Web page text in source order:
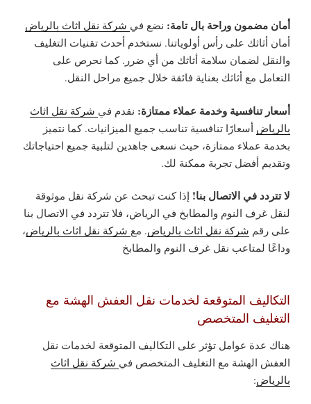
أمان مضمون وراحة بال تامة: نضع في شركة نقل اثاث بالرياض
أمان أثاثك على رأس أولوياتنا. نستخدم أحدث تقنيات التغليف
والنقل لضمان سلامة أثاثك من أي ضرر. كما نحرص على
التعامل مع أثاثك بعناية فائقة خلال جميع مراحل النقل.
أسعار تنافسية وخدمة عملاء ممتازة: نقدم في شركة نقل اثاث
بالرياض أسعارًا تنافسية تناسب جميع الميزانيات. كما نتميز
بخدمة عملاء ممتازة، حيث نسعى جاهدين لتلبية جميع احتياجاتك
وتقديم أفضل تجربة ممكنة لك.
لا تتردد في الاتصال بنا! إذا كنت تبحث عن شركة نقل موثوقة
لنقل غرف النوم والمطابخ في الرياض، فلا تتردد في الاتصال بنا
على رقم شركة نقل اثاث بالرياض. مع شركة نقل اثاث بالرياض،
وداعًا لمتاعب نقل غرف النوم والمطابخ
التكاليف المتوقعة لخدمات نقل العفش الهشة مع
التغليف المتخصص
هناك عدة عوامل تؤثر على التكاليف المتوقعة لخدمات نقل
العفش الهشة مع التغليف المتخصص في شركة نقل اثاث
بالرياض: